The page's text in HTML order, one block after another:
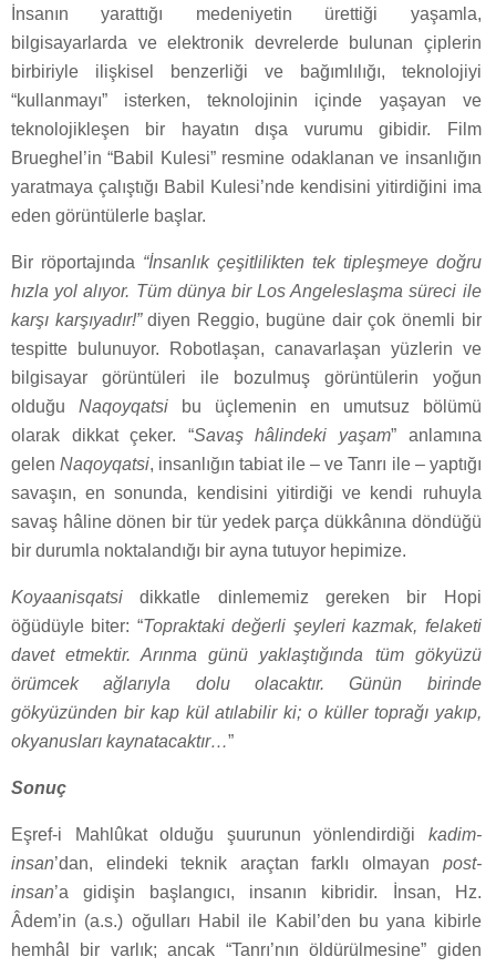
İnsanın yarattığı medeniyetin ürettiği yaşamla,
bilgisayarlarda ve elektronik devrelerde bulunan çiplerin
birbiriyle ilişkisel benzerliği ve bağımlılığı, teknolojiyi
“kullanmayı” isterken, teknolojinin içinde yaşayan ve
teknolojikleşen bir hayatın dışa vurumu gibidir. Film
Brueghel’in “Babil Kulesi” resmine odaklanan ve insanlığın
yaratmaya çalıştığı Babil Kulesi’nde kendisini yitirdiğini ima
eden görüntülerle başlar.
Bir röportajında “İnsanlık çeşitlilikten tek tipleşmeye doğru
hızla yol alıyor. Tüm dünya bir Los Angeleslaşma süreci ile
karşı karşıyadır!”diyen Reggio, bugüne dair çok önemli bir
tespitte bulunuyor. Robotlaşan, canavarlaşan yüzlerin ve
bilgisayar görüntüleri ile bozulmuş görüntülerin yoğun
olduğu Naqoyqatsibu üçlemenin en umutsuz bölümü
olarak dikkat çeker. “Savaş hâlindeki yaşam” anlamına
gelenNaqoyqatsi, insanlığın tabiat ile – ve Tanrı ile – yaptığı
savaşın, en sonunda, kendisini yitirdiği ve kendi ruhuyla
savaş hâline dönen bir tür yedek parça dükkânına döndüğü
bir durumla noktalandığı bir ayna tutuyor hepimize.
Koyaanisqatsi dikkatle dinlememiz gereken bir Hopi
öğüdüyle biter: “Topraktaki değerli şeyleri kazmak, felaketi
davet etmektir. Arınma günü yaklaştığında tüm gökyüzü
örümcek ağlarıyla dolu olacaktır. Günün birinde
gökyüzünden bir kap kül atılabilir ki; o küller toprağı yakıp,
okyanusları kaynatacaktır…”
Sonuç
Eşref-i Mahlûkat olduğu şuurunun yönlendirdiği kadim-
insan’dan, elindeki teknik araçtan farklı olmayan post-
insan’a gidişin başlangıcı, insanın kibridir. İnsan, Hz.
Âdem’in (a.s.) oğulları Habil ile Kabil’den bu yana kibirle
hemhâl bir varlık; ancak “Tanrı’nın öldürülmesine” giden